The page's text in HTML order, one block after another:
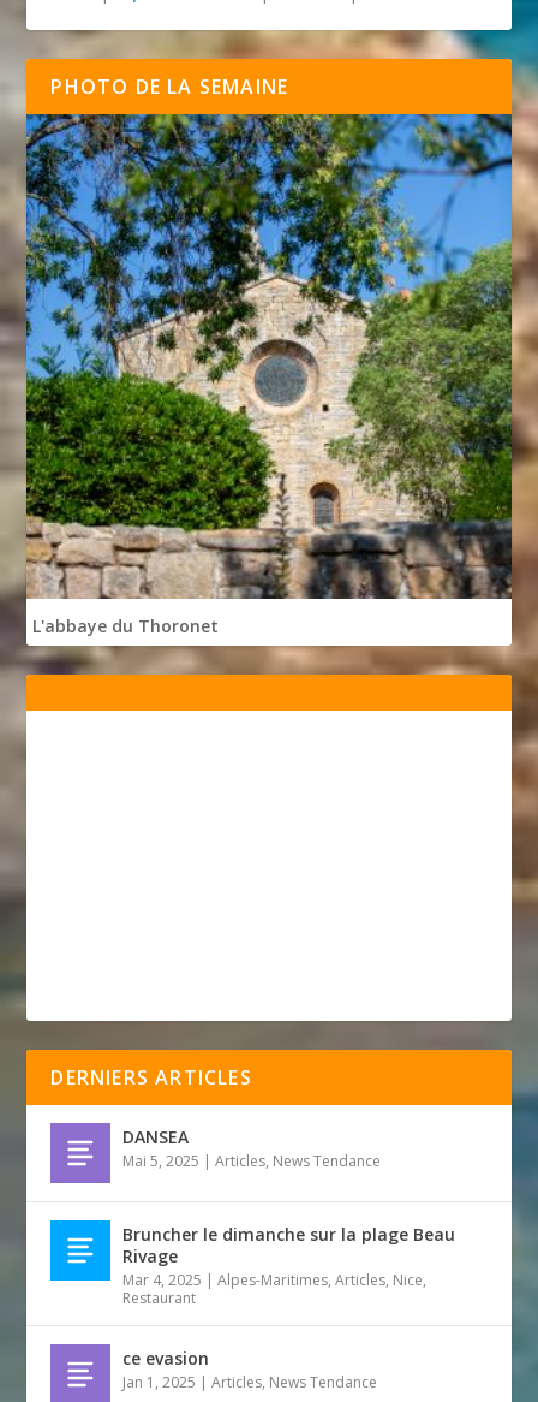
PHOTO DE LA SEMAINE
L'abbaye du Thoronet
DERNIERS ARTICLES
DANSEA
Mai 5, 2025 |Articles, News Tendance
Bruncher le dimanche sur la plage Beau
Rivage
Mar 4, 2025 |Alpes-Maritimes,Articles, Nice,
Restaurant
ce evasion
Jan 1, 2025 |Articles, News Tendance